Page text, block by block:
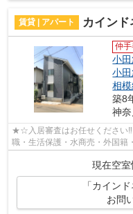
賃貸 | アパート カイン
仲
小
小
相
築8
神
★☆入居審査はお任せください
職・生活保護・水商売・外国籍
ット非公開の物件からもお探し
現在空室
「カイン
お問